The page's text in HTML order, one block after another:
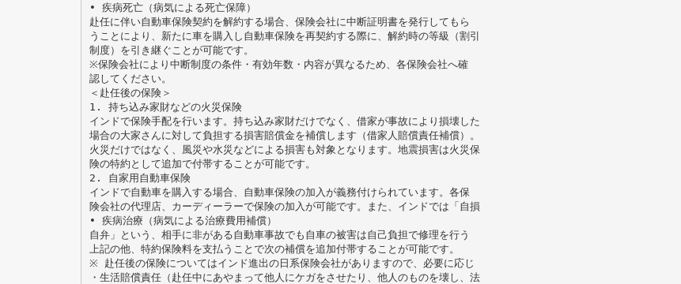
• 疾病死亡（病気による死亡保障）
赴任に伴い自動車保険契約を解約する場合、保険会社に中断証明書を発行してもら
うことにより、新たに車を購入し自動車保険を再契約する際に、解約時の等級（割引
制度）を引き継ぐことが可能です。
※保険会社により中断制度の条件・有効年数・内容が異なるため、各保険会社へ確
認してください。
＜赴任後の保険＞
1. 持ち込み家財などの火災保険
インドで保険手配を行います。持ち込み家財だけでなく、借家が事故により損壊した
場合の大家さんに対して負担する損害賠償金を補償します（借家人賠償責任補償）。
火災だけではなく、風災や水災などによる損害も対象となります。地震損害は火災保
険の特約として追加で付帯することが可能です。
2. 自家用自動車保険
インドで自動車を購入する場合、自動車保険の加入が義務付けられています。各保
険会社の代理店、カーディーラーで保険の加入が可能です。また、インドでは「自損
• 疾病治療（病気による治療費用補償）
自弁」という、相手に非がある自動車事故でも自車の被害は自己負担で修理を行う
上記の他、特約保険料を支払うことで次の補償を追加付帯することが可能です。
※ 赴任後の保険についてはインド進出の日系保険会社がありますので、必要に応じ
・生活賠償責任（赴任中にあやまって他人にケガをさせたり、他人のものを壊し、法